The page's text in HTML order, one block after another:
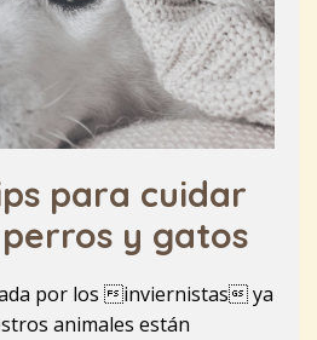
para cuidar
y gatos
por los inviernistas ya
animales están